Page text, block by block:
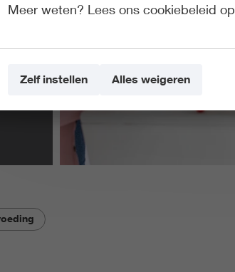
Meer weten? Lees ons cookiebeleid op
Zelf instellen Alles weigeren